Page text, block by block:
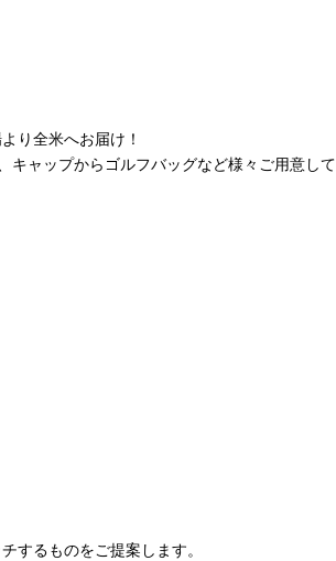
り全米へお届け！
キャップからゴルフバッグなど様々ご用意して
するものをご提案します。